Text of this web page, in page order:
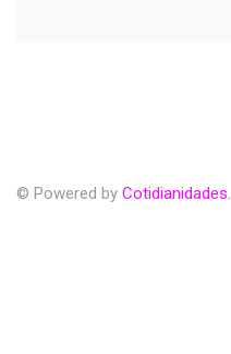
© Powered by Cotidianidades.